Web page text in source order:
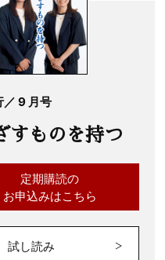
／ 9 月号
すものを持つ
定期購読の
お申込みはこちら
試し読み